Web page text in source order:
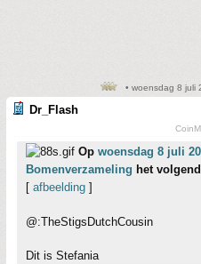
• woensdag 8 juli
Dr_Flash
Op woensdag 8 juli
Bomenverzameling het
[ afbeelding ]
@:TheStigsDutchCousin
Dit is Stefania